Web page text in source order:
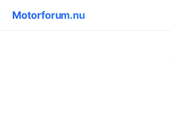
Motorforum.nu